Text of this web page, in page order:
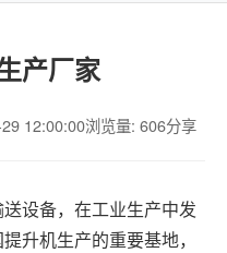
产厂家
12:00:00浏览量: 606分享
设备，在工业生产中发
升机生产的重要基地，